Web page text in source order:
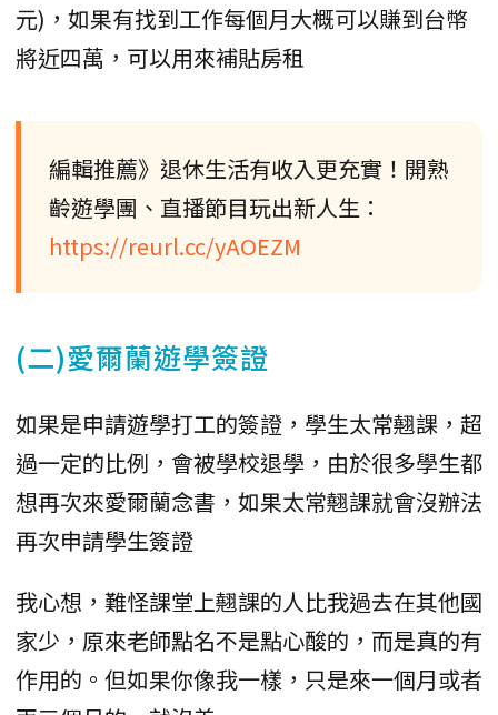
元)，如果有找到工作每個月大概可以賺到台幣
將近四萬，可以用來補貼房租
編輯推薦》退休生活有收入更充實！開熟
齡遊學團、直播節目玩出新人生：
https://reurl.cc/yAOEZM
(二)愛爾蘭遊學簽證
如果是申請遊學打工的簽證，學生太常翹課，超
過一定的比例，會被學校退學，由於很多學生都
想再次來愛爾蘭念書，如果太常翹課就會沒辦法
再次申請學生簽證
我心想，難怪課堂上翹課的人比我過去在其他國
家少，原來老師點名不是點心酸的，而是真的有
作用的。但如果你像我一樣，只是來一個月或者